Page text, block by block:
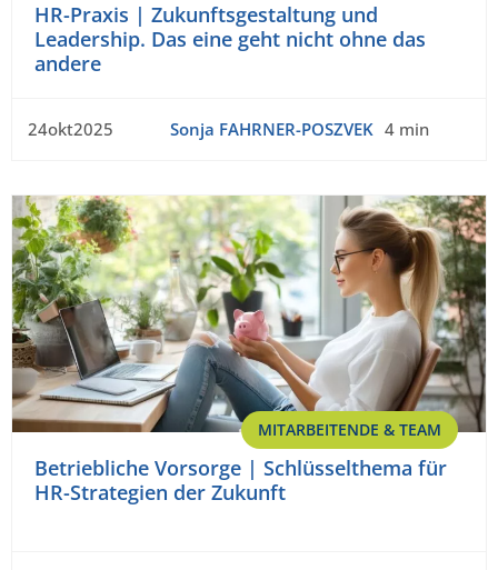
HR-Praxis | Zukunftsgestaltung und
Leadership. Das eine geht nicht ohne das
andere
24okt2025 Sonja FAHRNER-POSZVEK 4 min
MITARBEITENDE & TEAM
Betriebliche Vorsorge | Schlüsselthema für
HR-Strategien der Zukunft